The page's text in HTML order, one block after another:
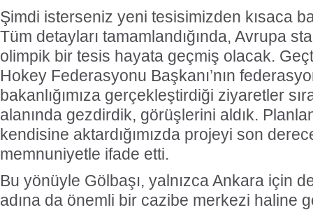
Şimdi isterseniz yeni tesisimizden kısaca
Tüm detayları tamamlandığında, Avrupa
olimpik bir tesis hayata geçmiş olacak.
Hokey Federasyonu Başkanı’nın
bakanlığımıza gerçekleştirdiği ziyaretler
alanında gezdirdik, görüşlerini aldık.
kendisine aktardığımızda projeyi son
memnuniyetle ifade etti.
Bu yönüyle Gölbaşı, yalnızca Ankara için
adına da önemli bir cazibe merkezi haline